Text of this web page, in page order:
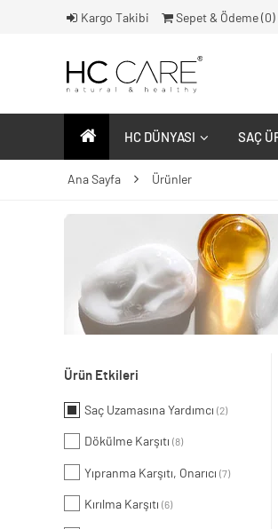
Kargo Takibi Sepet & Ödeme ( 0)
HC DÜNYASI SAÇ
Ana Sayfa Ürünler
Ürün Etkileri
Saç Uzamasına Yardımcı (2)
Dökülme Karşıtı (8)
Yıpranma Karşıtı, Onarıcı (7)
Kırılma Karşıtı (6)